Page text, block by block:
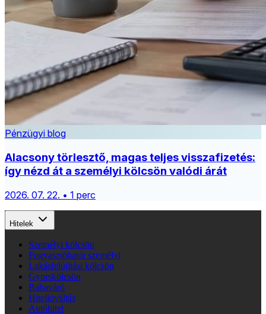
Pénzügyi blog
Alacsony törlesztő, magas teljes visszafizetés:
így nézd át a személyi kölcsön valódi árát
2026. 07. 22. • 1 perc
Hitelek
Személyi kölcsön
Fogyasztóbarát személyi
Lakásfelújítási kölcsön
Gyorskölcsön
Babaváró
Hitelkiváltás
Autóhitel